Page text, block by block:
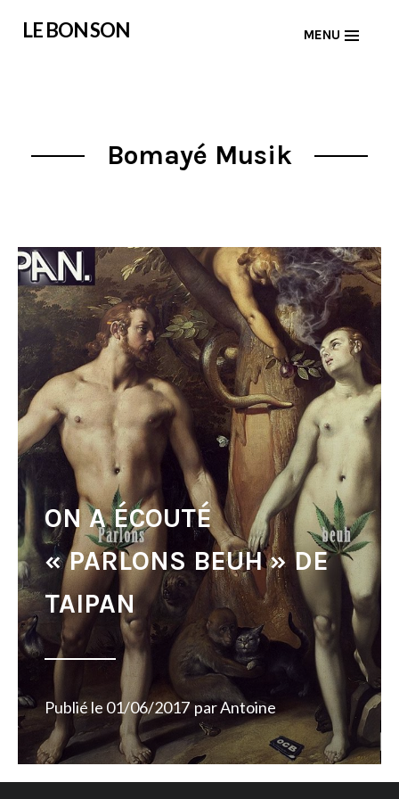
LE BON SON MENU
Bomayé Musik
ON A ÉCOUTÉ
« PARLONS BEUH » DE
TAIPAN
Publié le 01/06/2017 parAntoine